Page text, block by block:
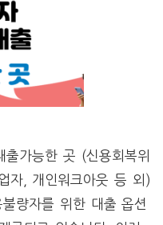
출가능한 곳 (신용회복위
자, 개인워크아웃 등 외)
량자를 위한 대출 옵션